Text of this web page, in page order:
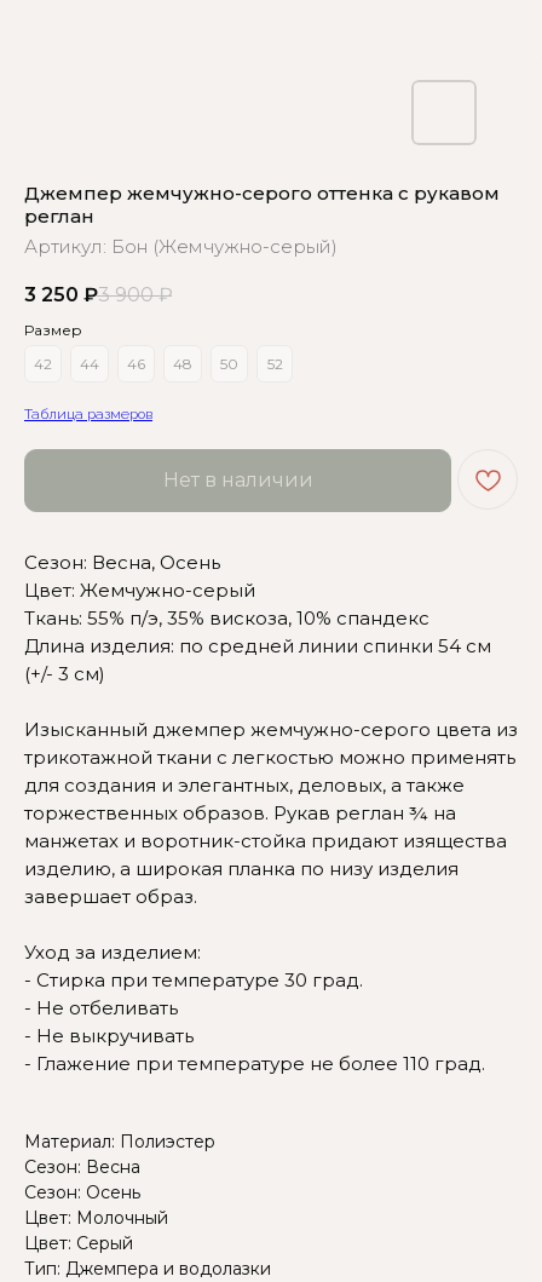
Джемпер жемчужно-серого оттенка с рукавом
реглан
Артикул: Бон (Жемчужно-серый)
3 250 ₽3 900 ₽
Размер
42
44 46 48 50 52
Таблица размеров
Нет в наличии
Сезон: Весна, Осень
Цвет: Жемчужно-серый
Ткань: 55% п/э, 35% вискоза, 10% спандекс
Длина изделия: по средней линии спинки 54 см
(+/- 3 см)
Изысканный джемпер жемчужно-серого цвета из
трикотажной ткани с легкостью можно применять
для создания и элегантных, деловых, а также
торжественных образов. Рукав реглан ¾ на
манжетах и воротник-стойка придают изящества
изделию, а широкая планка по низу изделия
завершает образ.
Уход за изделием:
- Стирка при температуре 30 град.
- Не отбеливать
- Не выкручивать
- Глажение при температуре не более 110 град.
Материал: Полиэстер
Сезон: Весна
Сезон: Осень
Цвет: Молочный
Цвет: Серый
Тип: Джемпера и водолазки
Сомневаетесь в выборе?
Нажмите сюда, чтобы
посмотреть размерную сетку
вам поможем!